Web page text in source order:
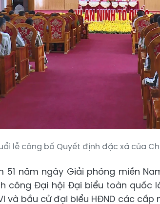
lễ công bố Quyết định đặc xá của
51 năm ngày Giải phóng miền
công Đại hội Đại biểu toàn quốc
và bầu cử đại biểu HĐND các cấp